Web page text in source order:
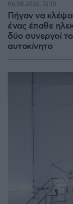
Πήγαν να
ένας έπαθε
δύο συνεργοί
αυτοκίνητο
06.08.2026, 12:10